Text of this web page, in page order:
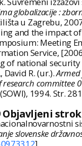
globalizacije :
u Zagrebu,
and the impact
Meeting
Service,
of national
David R. (ur.).
research committee
1994. Str.
Objavljeni
slovenske
]